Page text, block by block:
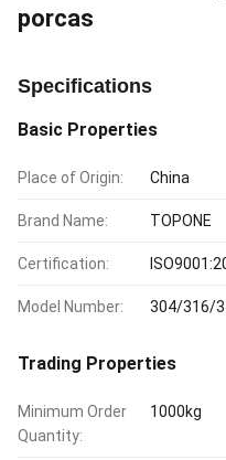
porcas
Specifications
Basic Properties
Place of Origin: China
Brand Name: TOPONE
Certification:
Model Number: 304/316/
Trading Properties
Minimum Order
Quantity:
1000kg